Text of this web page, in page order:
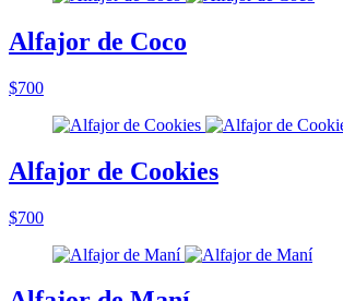
Alfajor de Coco
$700
Alfajor de Cookies
$700